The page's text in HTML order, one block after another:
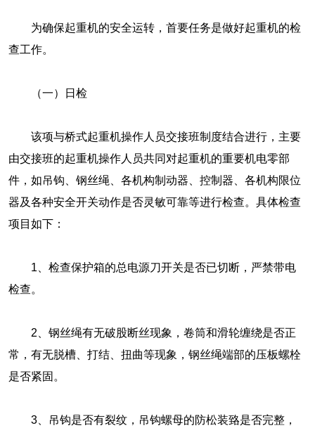
为确保起重机的安全运转，首要任务是做好起重机的检
查工作。
（一）日检
该项与桥式起重机操作人员交接班制度结合进行，主要
由交接班的起重机操作人员共同对起重机的重要机电零部
件，如吊钩、钢丝绳、各机构制动器、控制器、各机构限位
器及各种安全开关动作是否灵敏可靠等进行检查。具体检查
项目如下：
1、检查保护箱的总电源刀开关是否已切断，严禁带电
检查。
2、钢丝绳有无破股断丝现象，卷筒和滑轮缠绕是否正
常，有无脱槽、打结、扭曲等现象，钢丝绳端部的压板螺栓
是否紧固。
3、吊钩是否有裂纹，吊钩螺母的防松装臵是否完整，